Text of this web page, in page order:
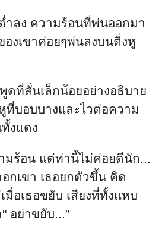
ำลง ความร้อนที่พ่นออกมา
องเขาค่อยๆพ่นลงบนติ่งหู
ดที่สั่นเล็กน้อยอย่างอธิบาย
บอบบางและไวต่อความ
งแดง
มร้อน แต่ท่านี้ไม่ค่อยดีนัก...
กเขา เธอยกตัวขึ้น คิด
มื่อเธอขยับ เสียงที่ทั้งแหบ
อย่าขยับ...”